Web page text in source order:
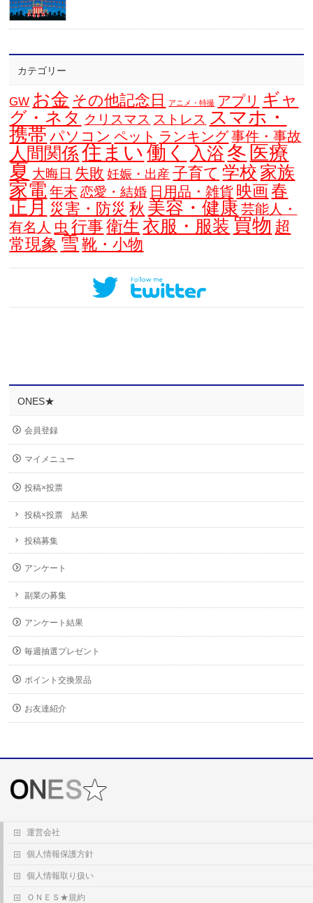
カテゴリー
GW お金 その他記念日 アニメ・特撮 アプリ ギャ
グ・ネタ クリスマス ストレス スマホ・
携帯 パソコン ペット ランキング事件・事故
人間関係住まい 働く 入浴 冬 医療
夏 大晦日 失敗 妊娠・出産 子育て 学校 家族
家電 年末 恋愛・結婚 日用品・雑貨 映画 春
正月 災害・防災 秋 美容・健康 芸能人・
有名人 虫 行事 衛生 衣服・服装 買物 超
常現象 雪 靴・小物
ONES★
会員登録
マイメニュー
投稿×投票
投稿×投票 結果
投稿募集
アンケート
副業の募集
アンケート結果
毎週抽選プレゼント
ポイント交換景品
お友達紹介
運営会社
個人情報保護方針
個人情報取り扱い
ＯＮＥＳ★規約